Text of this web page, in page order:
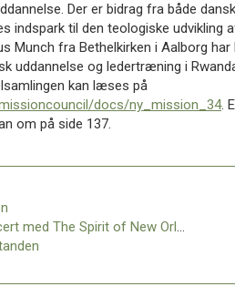
Der er bidrag fra både
indspark til den teologiske udvikling
Munch fra Bethelkirken i Aalborg
uddannelse og ledertræning i
kan læses på
docs/ny_mission_34.
om på side 137.
Fyraftenskoncert med The Spirit of New Orleans